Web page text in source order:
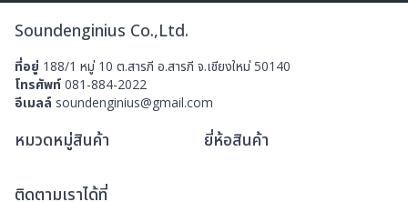
Soundenginius Co.,Ltd.
ที่อยู่ 188/1 หมู่ 10 ต.สารภี อ.สารภี จ.เชียงใหม่ 50140
โทรศัพท์ 081-884-2022
อีเมลล์ soundenginius@gmail.com
หมวดหมู่สินค้า ยี่ห้อสินค้า
ติดตามเราได้ที่